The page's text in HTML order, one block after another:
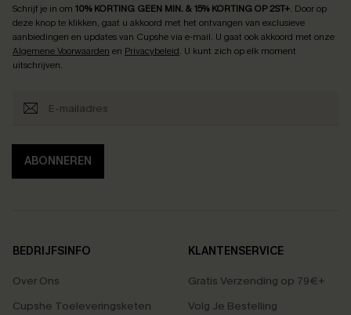
Schrijf je in om 10% KORTING GEEN MIN. & 15% KORTING OP 2ST+. Door op
deze knop te klikken, gaat u akkoord met het ontvangen van exclusieve
aanbiedingen en updates van Cupshe via e-mail. U gaat ook akkoord met onze
Algemene Voorwaarden en Privacybeleid. U kunt zich op elk moment
uitschrijven.
ABONNEREN
BEDRIJFSINFO
Over Ons
Cupshe Toeleveringsketen
KLANTENSERVICE
Gratis Verzending op 79€+
Volg Je Bestelling